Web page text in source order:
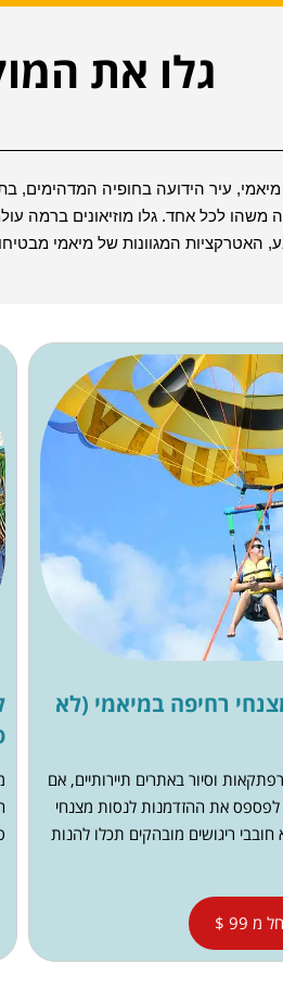
גלו את
עיר הידועה בחופיה המדהימים,
משהו לכל אחד. גלו מוזיאונים ברמה
המגוונות של מיאמי
רחיפה במיאמי (לא
וסיור באתרים תיירותיים, אם
לפספס את ההזדמנות לנסות מצנחי
ריגושים מובהקים תכלו להנות
מ 99 $